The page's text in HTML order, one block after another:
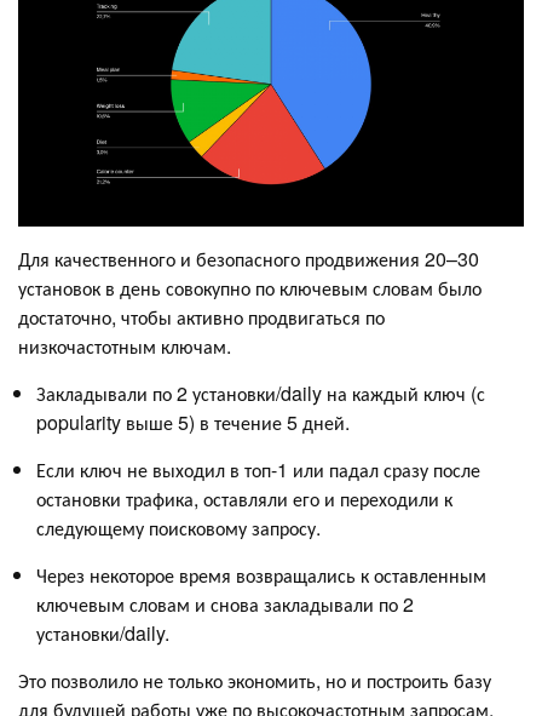
Для качественного и безопасного продвижения 20–30
установок в день совокупно по ключевым словам было
достаточно, чтобы активно продвигаться по
низкочастотным ключам.
Закладывали по 2 установки/daily на каждый ключ (с
popularity выше 5) в течение 5 дней.
Если ключ не выходил в топ-1 или падал сразу после
остановки трафика, оставляли его и переходили к
следующему поисковому запросу.
Через некоторое время возвращались к оставленным
ключевым словам и снова закладывали по 2
установки/daily.
Это позволило не только экономить, но и построить базу
для будущей работы уже по высокочастотным запросам.